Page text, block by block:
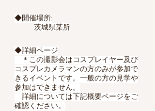
◆開催場所:
茨城県某所
◆詳細ページ
​ ＊この撮影会はコスプレイヤー及び
コスプレカメラマンの方のみが参加で
きるイベントです。一般の方の見学や
参加はできません。
​ 詳細については下記概要ページをご
確認ください。